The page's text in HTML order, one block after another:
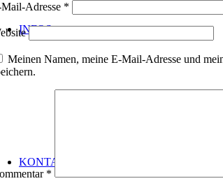
INFOS
KONTAKT
Adresse *
Meinen Namen, meine E-Mail-Adresse und
*